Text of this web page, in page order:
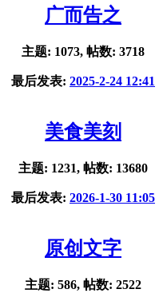
广而告之
主题: 1073, 帖数: 3718
最后发表: 2025-2-24 12:41
美食美刻
主题: 1231, 帖数: 13680
最后发表: 2026-1-30 11:05
原创文字
主题: 586, 帖数: 2522